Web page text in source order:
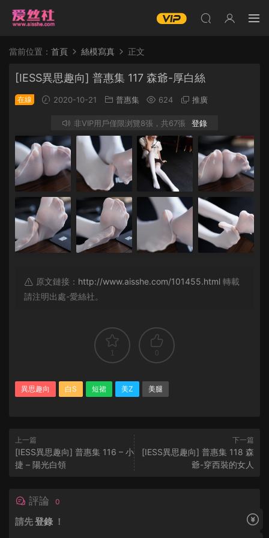
當前位置： 首頁 絲模寫真 正文
[IESS異思趣向] 普惠集 117 森爺-厚白絲
在線 2020-10-21 普惠集 624 推廣
非VIP用戶僅限浏覽8張，共67張 登錄
原文鏈接： http://www.aisshe.com/101455.html 轉載
請注明出處-愛絲社。
1 0
異思趣向 白S 短裙 美Z 美腿
上一篇
[IESS異思趣向] 普惠集 116 – 小
捷 – 陽光白領
下一篇
[IESS異思趣向] 普惠集 118 森
爺-穿西裝的女人
評論 0
請先登錄 ！